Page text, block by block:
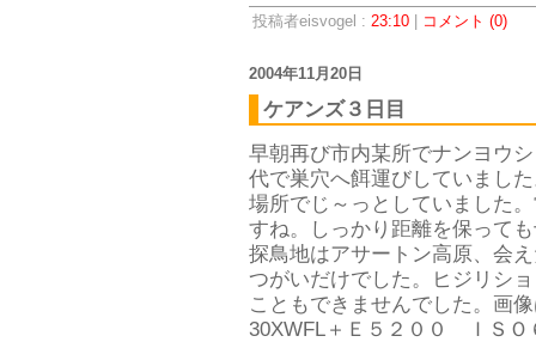
投稿者eisvogel : 23:10| コメント (0)
2004年11月20日
ケアンズ３日目
早朝再び市内某所でナンヨウ
代で巣穴へ餌運びしていまし
場所でじ～っとしていました
すね。しっかり距離を保って
探鳥地はアサートン高原、会
つがいだけでした。ヒジリシ
こともできませんでした。画
30XWFL＋Ｅ５２００ ＩＳＯ